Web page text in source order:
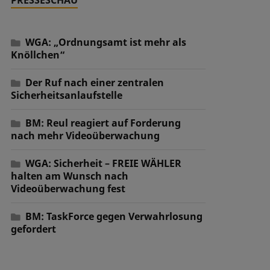
WGA: „Ordnungsamt ist mehr als
Knöllchen“
Der Ruf nach einer zentralen
Sicherheitsanlaufstelle
BM: Reul reagiert auf Forderung
nach mehr Videoüberwachung
WGA: Sicherheit – FREIE WÄHLER
halten am Wunsch nach
Videoüberwachung fest
BM: TaskForce gegen Verwahrlosung
gefordert